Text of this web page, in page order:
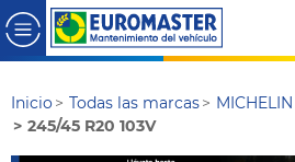
Inicio Todas las marcas MICHELIN
245/45 R20 103V